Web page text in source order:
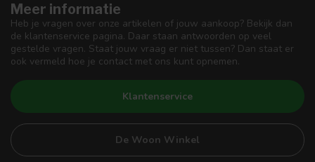
Meer informatie
Heb je vragen over onze artikelen of jouw aankoop? Bekijk dan
de klantenservice pagina. Daar staan antwoorden op veel
gestelde vragen. Staat jouw vraag er niet tussen? Dan staat er
ook vermeld hoe je contact met ons kunt opnemen.
Klantenservice
De Woon Winkel